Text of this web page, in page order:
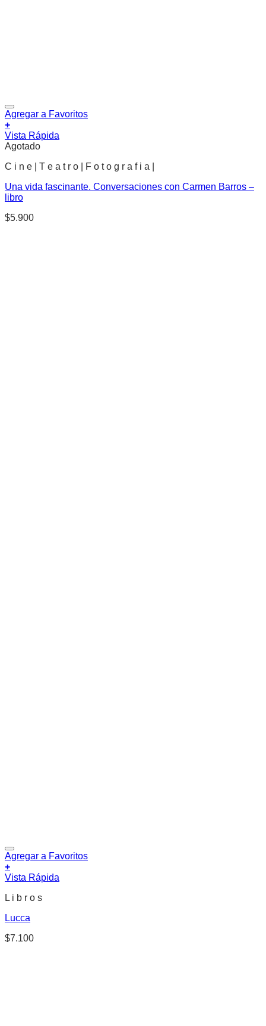
Agregar a Favoritos
+
Vista Rápida
Agotado
C i n e | T e a t r o | F o t o g r a f i a |
Una vida fascinante. Conversaciones con Carmen Barros –
libro
$5.900
Agregar a Favoritos
+
Vista Rápida
L i b r o s
Lucca
$7.100